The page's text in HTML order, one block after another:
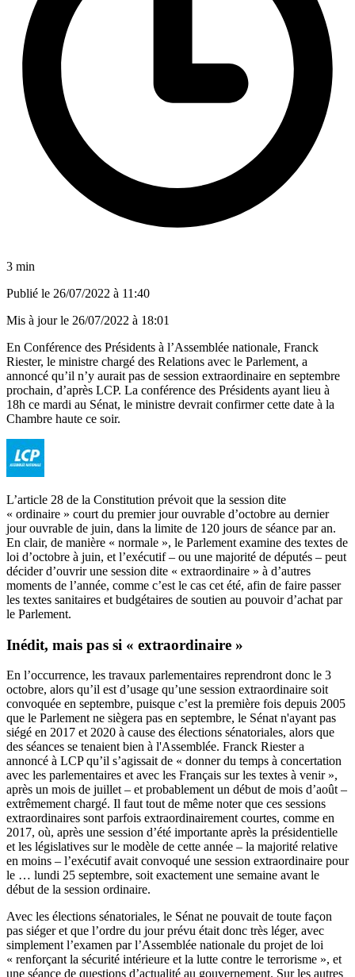
3 min
Publié le 26/07/2022 à 11:40
Mis à jour le 26/07/2022 à 18:01
En Conférence des Présidents à l’Assemblée nationale, Franck
Riester, le ministre chargé des Relations avec le Parlement, a
annoncé qu’il n’y aurait pas de session extraordinaire en septembre
prochain, d’après LCP. La conférence des Présidents ayant lieu à
18h ce mardi au Sénat, le ministre devrait confirmer cette date à la
Chambre haute ce soir.
L’article 28 de la Constitution prévoit que la session dite
« ordinaire » court du premier jour ouvrable d’octobre au dernier
jour ouvrable de juin, dans la limite de 120 jours de séance par an.
En clair, de manière « normale », le Parlement examine des textes de
loi d’octobre à juin, et l’exécutif – ou une majorité de députés – peut
décider d’ouvrir une session dite « extraordinaire » à d’autres
moments de l’année, comme c’est le cas cet été, afin de faire passer
les textes sanitaires et budgétaires de soutien au pouvoir d’achat par
le Parlement.
Inédit, mais pas si « extraordinaire »
En l’occurrence, les travaux parlementaires reprendront donc le 3
octobre, alors qu’il est d’usage qu’une session extraordinaire soit
convoquée en septembre, puisque c’est la première fois depuis 2005
que le Parlement ne siègera pas en septembre, le Sénat n'ayant pas
siégé en 2017 et 2020 à cause des élections sénatoriales, alors que
des séances se tenaient bien à l'Assemblée. Franck Riester a
annoncé à LCP qu’il s’agissait de « donner du temps à concertation
avec les parlementaires et avec les Français sur les textes à venir »,
après un mois de juillet – et probablement un début de mois d’août –
extrêmement chargé. Il faut tout de même noter que ces sessions
extraordinaires sont parfois extraordinairement courtes, comme en
2017, où, après une session d’été importante après la présidentielle
et les législatives sur le modèle de cette année – la majorité relative
en moins – l’exécutif avait convoqué une session extraordinaire pour
le … lundi 25 septembre, soit exactement une semaine avant le
début de la session ordinaire.
Avec les élections sénatoriales, le Sénat ne pouvait de toute façon
pas siéger et que l’ordre du jour prévu était donc très léger, avec
simplement l’examen par l’Assemblée nationale du projet de loi
« renforçant la sécurité intérieure et la lutte contre le terrorisme », et
une séance de questions d’actualité au gouvernement. Sur les autres